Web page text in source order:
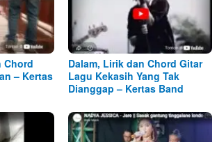
Chord
– Kertas
Dalam, Lirik dan Chord Gitar
Lagu Kekasih Yang Tak
Dianggap – Kertas Band